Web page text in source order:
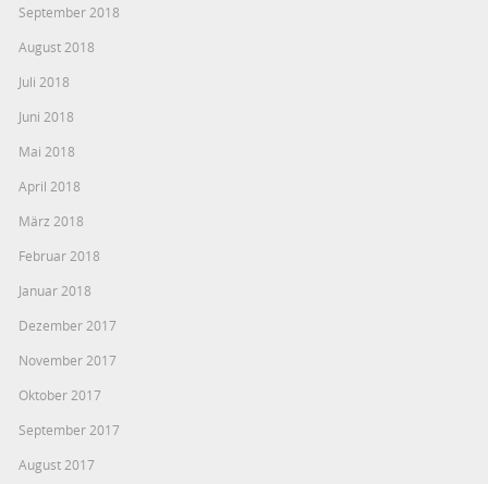
September 2018
August 2018
Juli 2018
Juni 2018
Mai 2018
April 2018
März 2018
Februar 2018
Januar 2018
Dezember 2017
November 2017
Oktober 2017
September 2017
August 2017